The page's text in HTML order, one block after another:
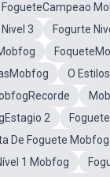
FogueteCampeao
3
Fogurte
O
2
De Foguete
1 Mobfog